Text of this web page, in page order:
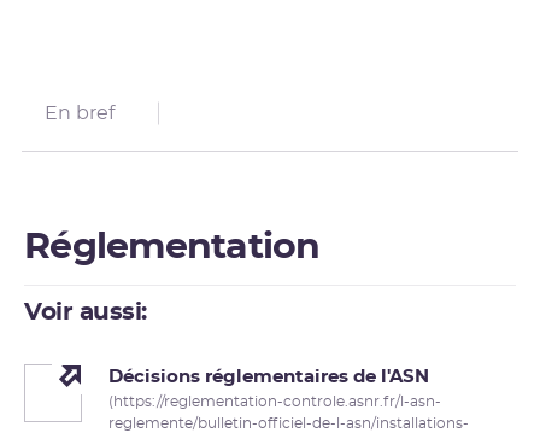
En bref
Réglementation
Voir aussi:
Décisions réglementaires de l'ASN
(https://reglementation-controle.asnr.fr/l-asn-
reglemente/bulletin-officiel-de-l-asn/installations-